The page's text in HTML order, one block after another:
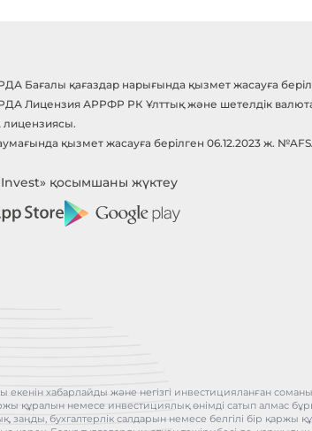
Бағалы қағаздар нарығында қызмет жасауға
Лицензия АРРФР РК Ұлттық және шетелдік
лицензиясы.
қызмет жасауға берілген 06.12.2023 ж.
Invest» қосымшаны жүктеу
хабарлайды және негізгі инвестицияланған
құралын немесе инвестициялық өнімді сатып алмас
заңды, бухгалтерлік салдарын немесе белгілі бір